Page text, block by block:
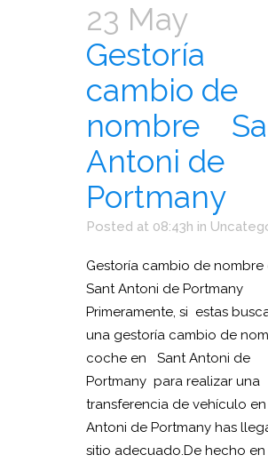
23 May
Gestoría
cambio de
nombre
Antoni de
Portmany
Posted at 08:43h in
Gestoría cambio de
Sant Antoni de Portmany
Primeramente, si estas
una gestoría cambio de
coche en Sant Antoni de
Portmany para realizar una
transferencia de vehículo
Antoni de Portmany has
sitio adecuado.De hecho en